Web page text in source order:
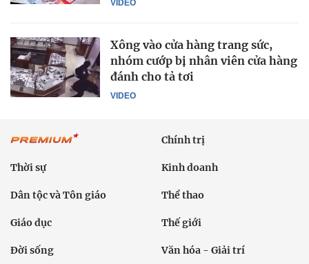
VIDEO
VIDEO
Xông vào cửa hàng trang sức,
nhóm cướp bị nhân viên cửa hàng
đánh cho tả tơi
Chính trị
Thời sự Kinh doanh
Dân tộc và Tôn giáo Thể thao
Giáo dục Thế giới
Đời sống Văn hóa - Giải trí